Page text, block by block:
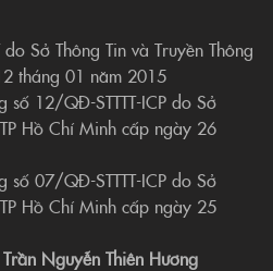
Sở Thông Tin và Truyền Thông
tháng 01 năm 2015
số 12/QĐ-STTTT-ICP do Sở
Hồ Chí Minh cấp ngày 26
số 07/QĐ-STTTT-ICP do Sở
Hồ Chí Minh cấp ngày 25
Trần Nguyễn Thiên Hương